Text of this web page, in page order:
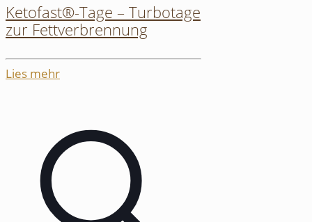
Ketofast®-Tage – Turbotage
zur Fettverbrennung
Lies mehr